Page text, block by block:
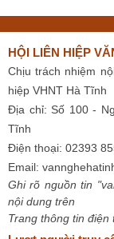
HỘI LIÊN HIỆP
Chịu trách nhiệm
hiệp VHNT Hà Tĩnh
Địa chỉ: Số 100 -
Tĩnh
Điện thoại: 02393
Email:
Ghi rõ nguồn tin
nội dung trên
Trang thông tin điện